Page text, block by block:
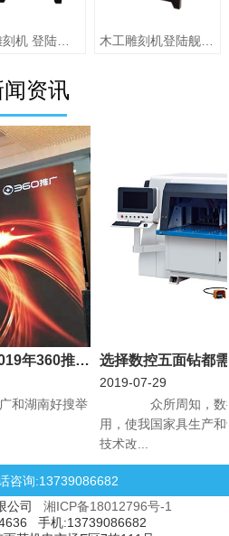
木工雕刻机登陆舰系列 ZMD-1618A
闻资讯
湘雕数控赴【聚变·新生】2019年360推广新客户见面会机械行业专场会议
和湖南好搜举
选择数控五面钻都
2019-07-29
众所周知，数
用，使我国家具生产
技术改...
咨询:13739086682
公司 湘ICP备18012796号-1
手机:13739086682